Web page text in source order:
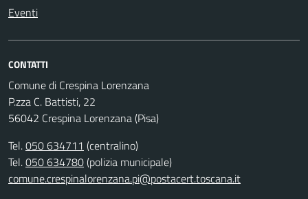
Eventi
CONTATTI
Comune di Crespina Lorenzana
P.zza C. Battisti, 22
56042 Crespina Lorenzana (Pisa)
Tel.050 634711 (centralino)
Tel.050 634780(polizia municipale)
comune.crespinalorenzana.pi@postacert.toscana.it